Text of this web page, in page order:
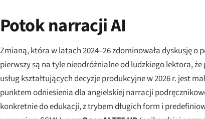
Potok narracji AI
Zmianą, która w latach 2024–26 zdominowała dyskusję
pierwszy są na tyle nieodróżnialne od ludzkiego lektora,
usług kształtujących decyzje produkcyjne w 2026 r. jest
punktem odniesienia dla angielskiej narracji
konkretnie do edukacji, z trybem długich form i